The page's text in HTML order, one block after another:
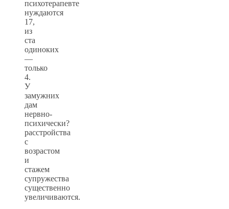
психотерапевте
нуждаются
17,
из
ста
одиноких
—
только
4.
У
замужних
дам
нервно-
психически?
расстройства
с
возрастом
и
стажем
супружества
существенно
увеличиваются.